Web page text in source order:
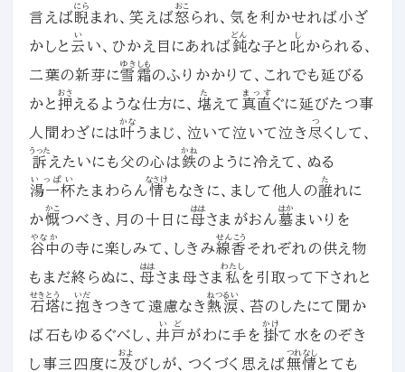
言えば睨
にら
まれ、笑えば怒
おこ
られ、気を利かせれば小ざ
かしと 云
い
い、ひかえ目にあれば鈍
どん
な子と 叱
し
かられる、
二葉の新芽に雪霜
ゆきしも
のふりかかりて、これでも延びる
かと押
おさ
えるような仕方に、 堪
た
えて 真直
まっす
ぐに延びたつ事
人間わざには 叶
かな
うまじ、泣いて泣いて泣き尽
つ
くして、
訴
うった
えたいにも父の心は鉄
かね
のように冷えて、ぬる
湯一杯
いっぱい
たまわらん情
なさけ
もなきに、まして他人の誰
た
れに
か慨
かこ
つべき、月の十日に母
はは
さまがおん墓
はか
まいりを
谷中
やなか
の寺に楽しみて、しきみ線香
せんこう
それぞれの供え物
もまだ終らぬに、 母
はは
さま母さま 私
わたし
を引取って下されと
石塔
せきとう
に抱
いだ
きつきて遠慮なき熱涙
ねつるい
、苔のしたにて聞か
ば石もゆるぐべし、 井戸
いど
がわに手を 掛
かけ
て水をのぞき
し事三四度に及
およ
びしが、つくづく思えば無情
つれなし
とても